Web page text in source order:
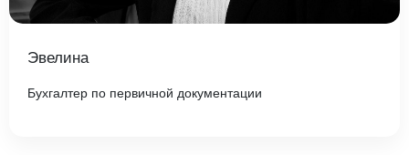
Эвелина
Бухгалтер по первичной документации